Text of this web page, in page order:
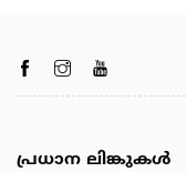
പ്രധാന ലിങ്കുകൾ